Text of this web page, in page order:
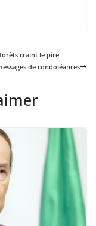
craint le pire
de condoléances